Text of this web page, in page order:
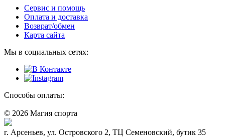
Сервис и помощь
Оплата и доставка
Возврат/обмен
Карта сайта
Мы в социальных сетях:
Способы оплаты:
© 2026 Магия спорта
г. Арсеньев, ул. Островского 2, ТЦ Семеновский, бутик 35